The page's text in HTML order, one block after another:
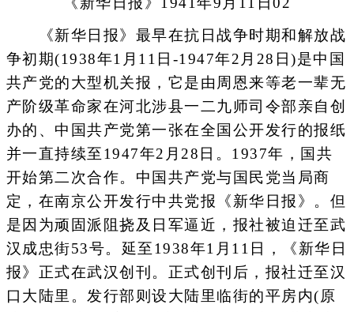
《新华日报》最早在抗日战争时期和解放战
争初期(1938年1月11日-1947年2月28日)是中国
共产党的大型机关报，它是由周恩来等老一辈无
产阶级革命家在河北涉县一二九师司令部亲自创
办的、中国共产党第一张在全国公开发行的报纸
并一直持续至1947年2月28日。1937年，国共
开始第二次合作。中国共产党与国民党当局商
定，在南京公开发行中共党报《新华日报》。但
是因为顽固派阻挠及日军逼近，报社被迫迁至武
汉成忠街53号。延至1938年1月11日，《新华日
报》正式在武汉创刊。正式创刊后，报社迁至汉
口大陆里。发行部则设大陆里临街的平房内(原